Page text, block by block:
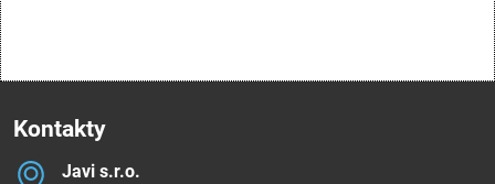
Kontakty
Javi s​.r​.o​.